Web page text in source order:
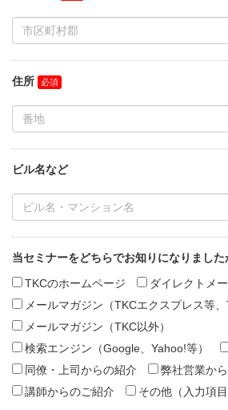
住所
ビル名など
当セミナーをどちらでお知りになりました
TKCのホームページ
ダイレクトメ
メールマガジン（TKCエクスプレス等、
メールマガジン（TKC以外）
検索エンジン（Google、Yahoo!等）
同僚・上司からの紹介
弊社営業か
講師からのご紹介
その他（入力項目